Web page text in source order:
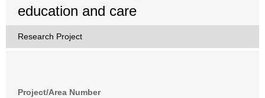
education and care
Research Project
Project/Area Number